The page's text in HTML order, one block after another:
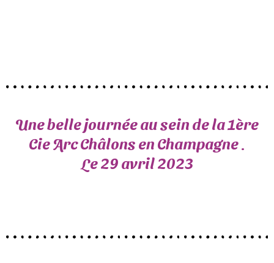
Une belle journée au sein de la 1ère
Cie Arc Châlons en Champagne .
Le 29 avril 2023